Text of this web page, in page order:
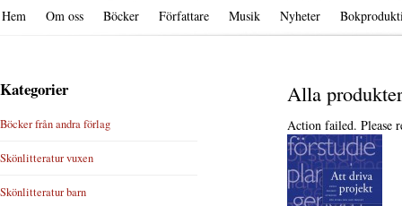
Hem Om oss Böcker Författare Musik Nyheter
Alla produkter
Action failed. Please
Kategorier
Böcker från andra förlag
Skönlitteratur vuxen
Skönlitteratur barn